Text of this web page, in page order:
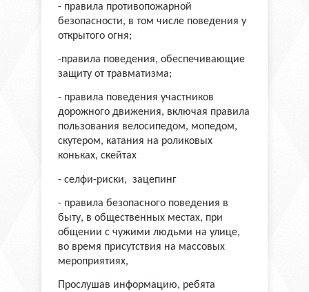
- правила противопожарной
безопасности, в том числе поведения у
открытого огня;
-правила поведения, обеспечивающие
защиту от травматизма;
- правила поведения участников
дорожного движения, включая правила
пользования велосипедом, мопедом,
скутером, катания на роликовых
коньках, скейтах
- селфи-риски, зацепинг
- правила безопасного поведения в
быту, в общественных местах, при
общении с чужими людьми на улице,
во время присутствия на массовых
мероприятиях,
Прослушав информацию, ребята